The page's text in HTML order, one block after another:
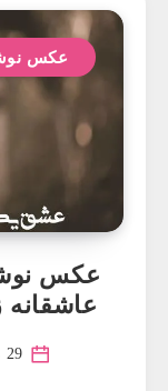
عکس
عکس
عاشقانه